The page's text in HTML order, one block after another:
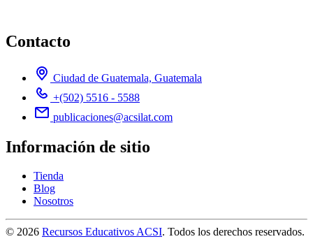
Contacto
Ciudad de Guatemala, Guatemala
+(502) 5516 - 5588
publicaciones@acsilat.com
Información de sitio
Tienda
Blog
Nosotros
© 2026 Recursos Educativos ACSI. Todos los derechos reservados.